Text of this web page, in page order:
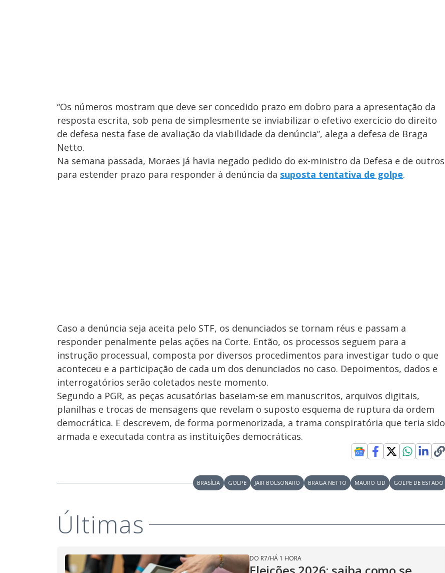
“Os números mostram que deve ser concedido prazo em dobro para a apresentação da
resposta escrita, sob pena de simplesmente se inviabilizar o efetivo exercício do direito
de defesa nesta fase de avaliação da viabilidade da denúncia”, alega a defesa de Braga
Netto.
Na semana passada, Moraes já havia negado pedido do ex-ministro da Defesa e de outros
para estender prazo para responder à denúncia da suposta tentativa de golpe.
Caso a denúncia seja aceita pelo STF, os denunciados se tornam réus e passam a
responder penalmente pelas ações na Corte. Então, os processos seguem para a
instrução processual, composta por diversos procedimentos para investigar tudo o que
aconteceu e a participação de cada um dos denunciados no caso. Depoimentos, dados e
interrogatórios serão coletados neste momento.
Segundo a PGR, as peças acusatórias baseiam-se em manuscritos, arquivos digitais,
planilhas e trocas de mensagens que revelam o suposto esquema de ruptura da ordem
democrática. E descrevem, de forma pormenorizada, a trama conspiratória que teria sido
armada e executada contra as instituições democráticas.
BRASÍLIA GOLPE JAIR BOLSONARO BRAGA NETTO MAURO CID GOLPE DE ESTADO
Últimas
DO R7/HÁ 1 HORA